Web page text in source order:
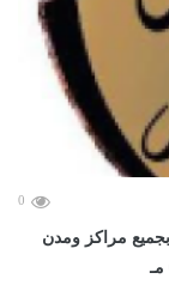
0
بجميع مراكز ومدن